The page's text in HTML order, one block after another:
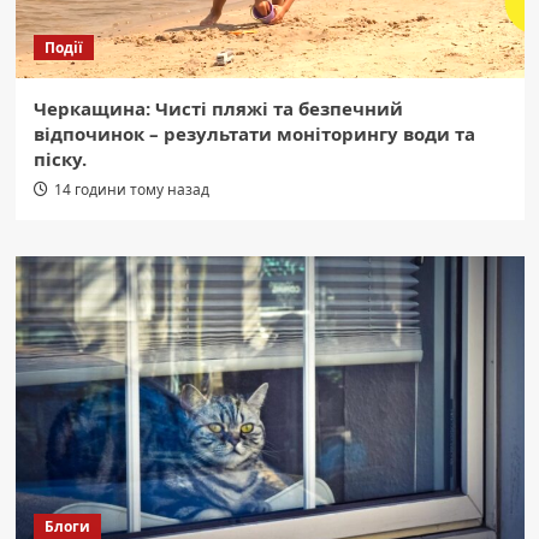
Події
Черкащина: Чисті пляжі та безпечний
відпочинок – результати моніторингу води та
піску.
14 години тому назад
Блоги